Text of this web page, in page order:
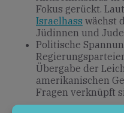
Fokus gerückt. Laut
Israelhass wächst
Jüdinnen und
Politische
Übergabe der
amerikanischen
Fragen verknüpft